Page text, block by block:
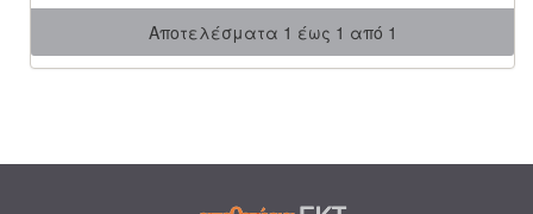
Αποτελέσματα 1 έως 1 από 1